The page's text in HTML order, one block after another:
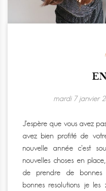
mardi 7 janvier
J’espère que vous avez
avez bien profité de
nouvelle année c’est
nouvelles choses en
de prendre de bonnes
bonnes resolutions je